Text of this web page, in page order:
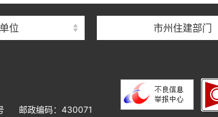
位
量安全监督总站
准定额管理总站
设发展中心
市州住建部门
邮政编码：430071